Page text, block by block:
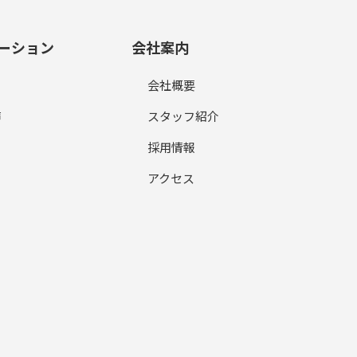
ション 会社案内
会社概要
スタッフ紹介
採用情報
アクセス